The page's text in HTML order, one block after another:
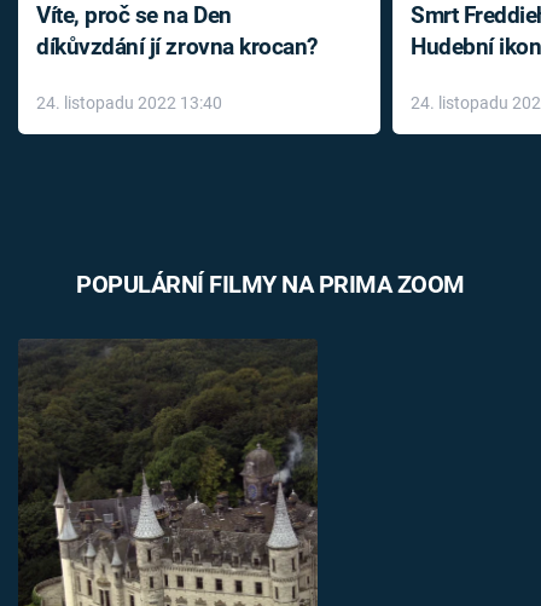
Víte, proč se na Den
díkůvzdání jí zrovna krocan?
24. listopadu 2022 13:40
Smrt
Hudební
léky
24. listopadu
POPULÁRNÍ FILMY NA PRIMA ZOOM